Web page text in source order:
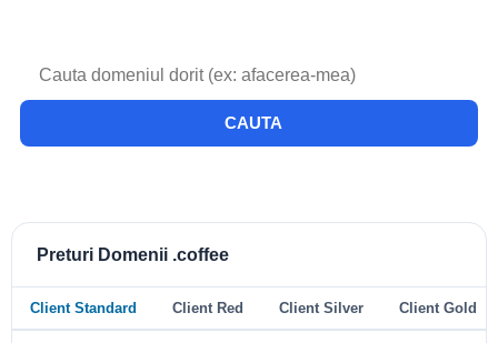
CAUTA
Preturi Domenii .coffee
Client Standard Client Red Client Silver Client Gold